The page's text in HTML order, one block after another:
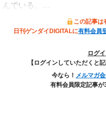
んでいる。…
この記事は
日刊ゲンダイDIGITALに有料会員
ログ
【ログインしていただくと
今なら！ メルマガ
有料会員限定記事が